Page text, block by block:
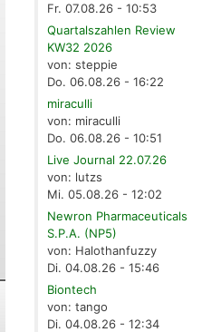
Fr. 07.08.26 - 10:53
Quartalszahlen Review
KW32 2026
von: steppie
Do. 06.08.26 - 16:22
miraculli
von: miraculli
Do. 06.08.26 - 10:51
Live Journal 22.07.26
von: lutzs
Mi. 05.08.26 - 12:02
Newron Pharmaceuticals
S.P.A. (NP5)
von: Halothanfuzzy
Di. 04.08.26 - 15:46
Biontech
von: tango
Di. 04.08.26 - 12:34